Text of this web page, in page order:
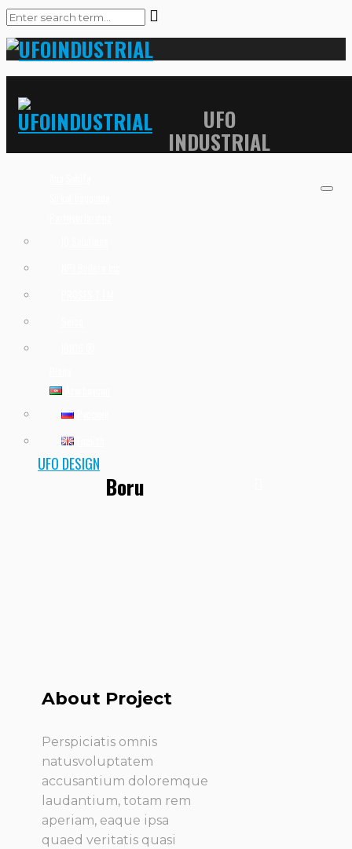
UFO
INDUSTRIAL
UFO DESIGN
Boru
About Project
Perspiciatis omnis
natusvoluptatem
accusantium doloremque
laudantium, totam rem
aperiam, eaque ipsa
quaed veritatis quasi